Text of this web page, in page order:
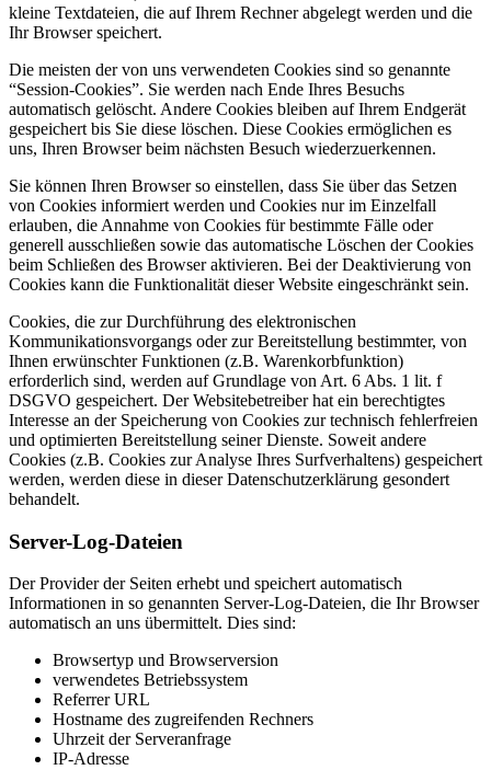
kleine Textdateien, die auf Ihrem Rechner abgelegt werden und die
Ihr Browser speichert.
Die meisten der von uns verwendeten Cookies sind so genannte
“Session-Cookies”. Sie werden nach Ende Ihres Besuchs
automatisch gelöscht. Andere Cookies bleiben auf Ihrem Endgerät
gespeichert bis Sie diese löschen. Diese Cookies ermöglichen es
uns, Ihren Browser beim nächsten Besuch wiederzuerkennen.
Sie können Ihren Browser so einstellen, dass Sie über das Setzen
von Cookies informiert werden und Cookies nur im Einzelfall
erlauben, die Annahme von Cookies für bestimmte Fälle oder
generell ausschließen sowie das automatische Löschen der Cookies
beim Schließen des Browser aktivieren. Bei der Deaktivierung von
Cookies kann die Funktionalität dieser Website eingeschränkt sein.
Cookies, die zur Durchführung des elektronischen
Kommunikationsvorgangs oder zur Bereitstellung bestimmter, von
Ihnen erwünschter Funktionen (z.B. Warenkorbfunktion)
erforderlich sind, werden auf Grundlage von Art. 6 Abs. 1 lit. f
DSGVO gespeichert. Der Websitebetreiber hat ein berechtigtes
Interesse an der Speicherung von Cookies zur technisch fehlerfreien
und optimierten Bereitstellung seiner Dienste. Soweit andere
Cookies (z.B. Cookies zur Analyse Ihres Surfverhaltens) gespeichert
werden, werden diese in dieser Datenschutzerklärung gesondert
behandelt.
Server-Log-Dateien
Der Provider der Seiten erhebt und speichert automatisch
Informationen in so genannten Server-Log-Dateien, die Ihr Browser
automatisch an uns übermittelt. Dies sind:
Browsertyp und Browserversion
verwendetes Betriebssystem
Referrer URL
Hostname des zugreifenden Rechners
Uhrzeit der Serveranfrage
IP-Adresse